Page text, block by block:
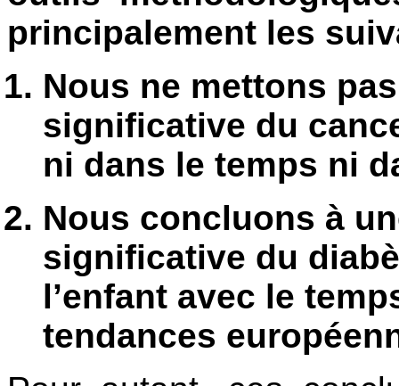
principalement les
Nous ne mettons
significative du
ni dans le temps ni
Nous concluons à
significative du
l’enfant avec le
tendances